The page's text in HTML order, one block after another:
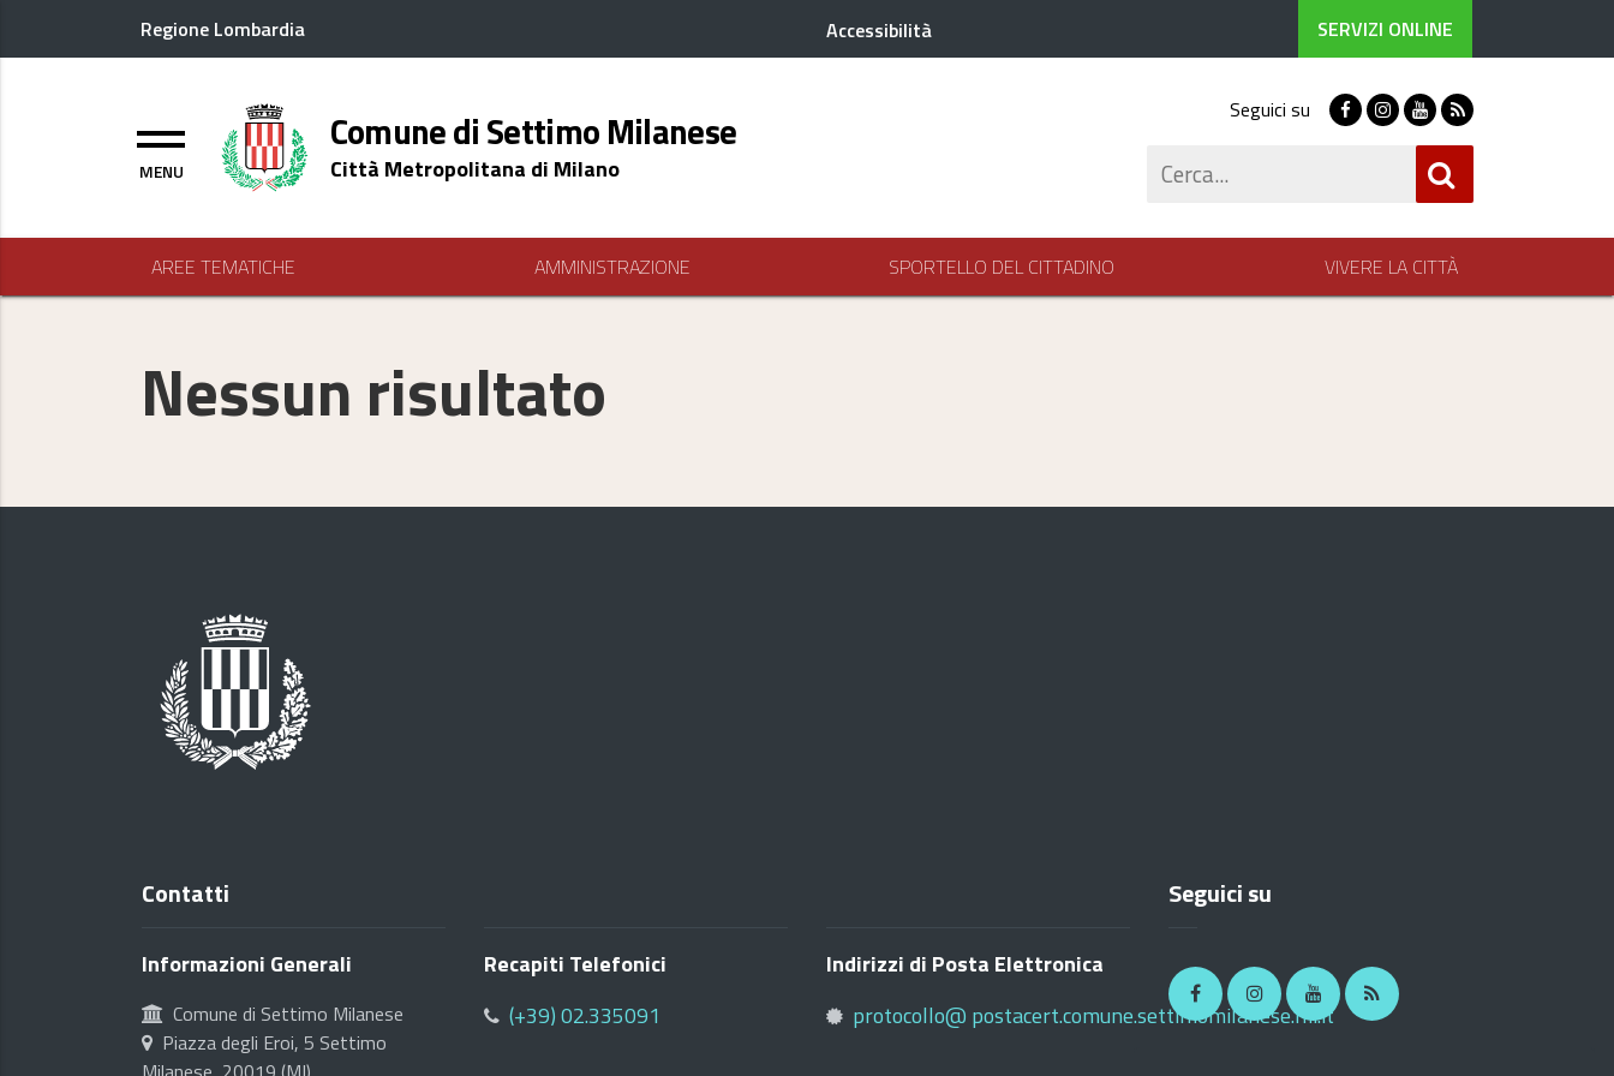
Regione Lombardia Accessibilità SERVIZI ONLINE
Menu Logo header
Comune di Settimo Milanese
Città Metropolitana di Milano
Seguici su FacebookInstagram
Youtube
RSS
AREE TEMATICHE AMMINISTRAZIONE SPORTELLO DEL CITTADINO VIVERE LA CITTÀ
Nessun risultato
Contatti
Informazioni Generali
Comune di Settimo Milanese
Piazza degli Eroi, 5 Settimo
Recapiti Telefonici
(+39) 02.335091
Indirizzi di Posta Elettronica
protocollo@ postacert.comune.settimomilanese.mi.it
Seguici su
FacebookInstagramYoutube RSS